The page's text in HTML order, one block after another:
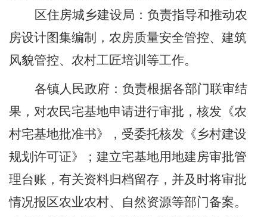
区住房城乡建设局： 负责指导和推动农
房设计图集编制，农房质量安全管控、建筑
风貌管控、农村工匠培训等工作。
各镇人民政府： 负责根据各部门联审结
果，对农民宅基地申请进行审批，核发《农
村宅基地批准书》，受委托核发《乡村建设
规划许可证》；建立宅基地用地建房审批管
理台账，有关资料归档留存，并及时将审批
情况报区农业农村、自然资源等部门备案。